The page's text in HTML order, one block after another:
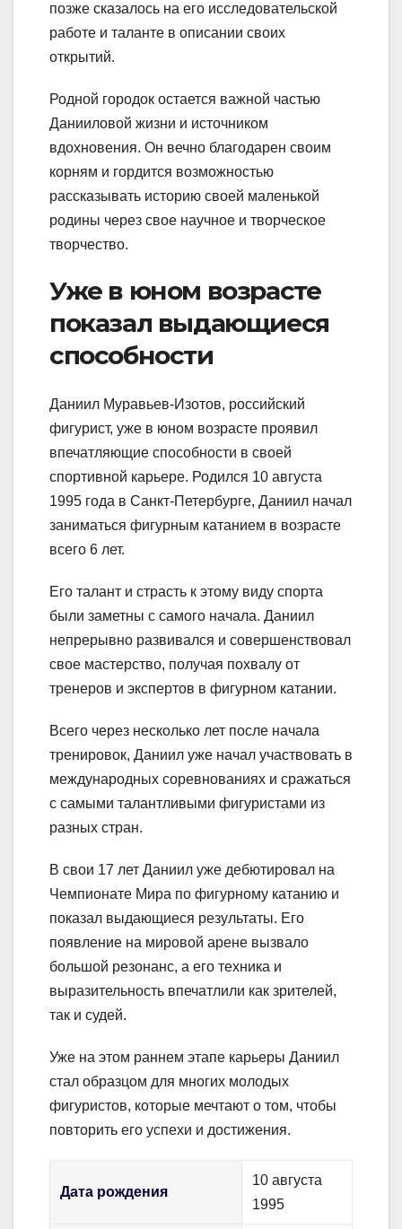
позже сказалось на его исследовательской
работе и таланте в описании своих
открытий.
Родной городок остается важной частью
Данииловой жизни и источником
вдохновения. Он вечно благодарен своим
корням и гордится возможностью
рассказывать историю своей маленькой
родины через свое научное и творческое
творчество.
Уже в юном возрасте
показал выдающиеся
способности
Даниил Муравьев-Изотов, российский
фигурист, уже в юном возрасте проявил
впечатляющие способности в своей
спортивной карьере. Родился 10 августа
1995 года в Санкт-Петербурге, Даниил начал
заниматься фигурным катанием в возрасте
всего 6 лет.
Его талант и страсть к этому виду спорта
были заметны с самого начала. Даниил
непрерывно развивался и совершенствовал
свое мастерство, получая похвалу от
тренеров и экспертов в фигурном катании.
Всего через несколько лет после начала
тренировок, Даниил уже начал участвовать в
международных соревнованиях и сражаться
с самыми талантливыми фигуристами из
разных стран.
В свои 17 лет Даниил уже дебютировал на
Чемпионате Мира по фигурному катанию и
показал выдающиеся результаты. Его
появление на мировой арене вызвало
большой резонанс, а его техника и
выразительность впечатлили как зрителей,
так и судей.
Уже на этом раннем этапе карьеры Даниил
стал образцом для многих молодых
фигуристов, которые мечтают о том, чтобы
повторить его успехи и достижения.
Дата рождения
10 августа
1995